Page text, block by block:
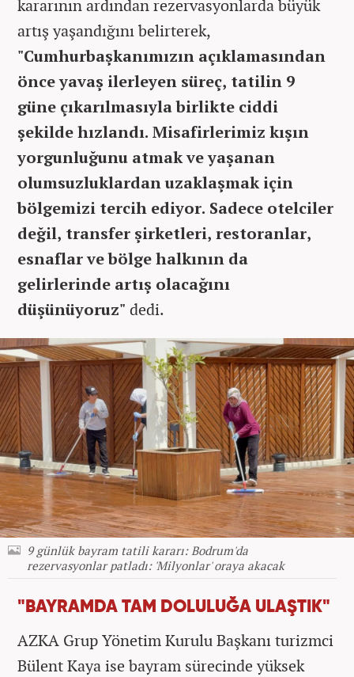
kararının ardından rezervasyonlarda büyük
artış yaşandığını belirterek,
"Cumhurbaşkanımızın açıklamasından
önce yavaş ilerleyen süreç, tatilin 9
güne çıkarılmasıyla birlikte ciddi
şekilde hızlandı. Misafirlerimiz kışın
yorgunluğunu atmak ve yaşanan
olumsuzluklardan uzaklaşmak için
bölgemizi tercih ediyor. Sadece otelciler
değil, transfer şirketleri, restoranlar,
esnaflar ve bölge halkının da
gelirlerinde artış olacağını
düşünüyoruz" dedi.
9 günlük bayram tatili kararı: Bodrum'da
rezervasyonlar patladı: 'Milyonlar' oraya akacak
"BAYRAMDA TAM DOLULUĞA ULAŞTIK"
AZKA Grup Yönetim Kurulu Başkanı turizmci
Bülent Kaya ise bayram sürecinde yüksek